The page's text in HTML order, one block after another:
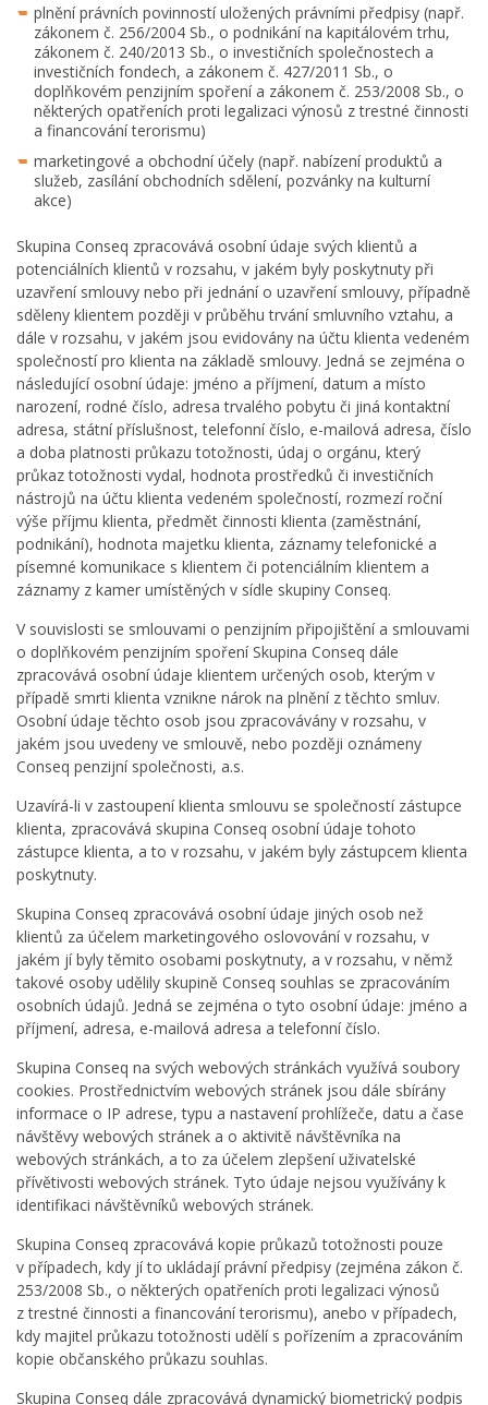
plnění právních povinností uložených právními předpisy (např.
zákonem č. 256/2004 Sb., o podnikání na kapitálovém trhu,
zákonem č. 240/2013 Sb., o investičních společnostech a
investičních fondech, a zákonem č. 427/2011 Sb., o
doplňkovém penzijním spoření a zákonem č. 253/2008 Sb., o
některých opatřeních proti legalizaci výnosů z trestné činnosti
a financování terorismu)
marketingové a obchodní účely (např. nabízení produktů a
služeb, zasílání obchodních sdělení, pozvánky na kulturní
akce)
Skupina Conseq zpracovává osobní údaje svých klientů a
potenciálních klientů v rozsahu, v jakém byly poskytnuty při
uzavření smlouvy nebo při jednání o uzavření smlouvy, případně
sděleny klientem později v průběhu trvání smluvního vztahu, a
dále v rozsahu, v jakém jsou evidovány na účtu klienta vedeném
společností pro klienta na základě smlouvy. Jedná se zejména o
následující osobní údaje: jméno a příjmení, datum a místo
narození, rodné číslo, adresa trvalého pobytu či jiná kontaktní
adresa, státní příslušnost, telefonní číslo, e-mailová adresa, číslo
a doba platnosti průkazu totožnosti, údaj o orgánu, který
průkaz totožnosti vydal, hodnota prostředků či investičních
nástrojů na účtu klienta vedeném společností, rozmezí roční
výše příjmu klienta, předmět činnosti klienta (zaměstnání,
podnikání), hodnota majetku klienta, záznamy telefonické a
písemné komunikace s klientem či potenciálním klientem a
záznamy z kamer umístěných v sídle skupiny Conseq.
V souvislosti se smlouvami o penzijním připojištění a smlouvami
o doplňkovém penzijním spoření Skupina Conseq dále
zpracovává osobní údaje klientem určených osob, kterým v
případě smrti klienta vznikne nárok na plnění z těchto smluv.
Osobní údaje těchto osob jsou zpracovávány v rozsahu, v
jakém jsou uvedeny ve smlouvě, nebo později oznámeny
Conseq penzijní společnosti, a.s.
Uzavírá-li v zastoupení klienta smlouvu se společností zástupce
klienta, zpracovává skupina Conseq osobní údaje tohoto
zástupce klienta, a to v rozsahu, v jakém byly zástupcem klienta
poskytnuty.
Skupina Conseq zpracovává osobní údaje jiných osob než
klientů za účelem marketingového oslovování v rozsahu, v
jakém jí byly těmito osobami poskytnuty, a v rozsahu, v němž
takové osoby udělily skupině Conseq souhlas se zpracováním
osobních údajů. Jedná se zejména o tyto osobní údaje: jméno a
příjmení, adresa, e-mailová adresa a telefonní číslo.
Skupina Conseq na svých webových stránkách využívá soubory
cookies. Prostřednictvím webových stránek jsou dále sbírány
informace o IP adrese, typu a nastavení prohlížeče, datu a čase
návštěvy webových stránek a o aktivitě návštěvníka na
webových stránkách, a to za účelem zlepšení uživatelské
přívětivosti webových stránek. Tyto údaje nejsou využívány k
identifikaci návštěvníků webových stránek.
Skupina Conseq zpracovává kopie průkazů totožnosti pouze
v případech, kdy jí to ukládají právní předpisy (zejména zákon č.
253/2008 Sb., o některých opatřeních proti legalizaci výnosů
z trestné činnosti a financování terorismu), anebo v případech,
kdy majitel průkazu totožnosti udělí s pořízením a zpracováním
kopie občanského průkazu souhlas.
Skupina Conseq dále zpracovává dynamický biometrický podpis